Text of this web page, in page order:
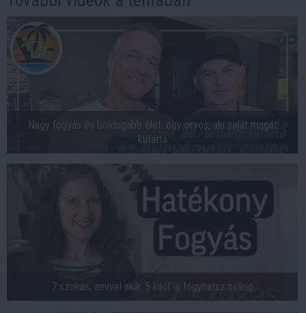
Nagy fogyás és boldogabb élet: egy orvos, aki saját magát
kutatta
7 szokás, amivel akár 5 kilót is fogyhatsz nyárig